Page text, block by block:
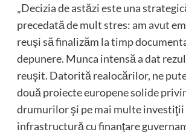
„Decizia de astăzi este una
precedată de mult stres: am avut
reuşi să finalizăm la timp
depunere. Munca intensă a dat
reuşit. Datorită realocărilor, ne
două proiecte europene solide
drumurilor şi pe mai multe investiţii
infrastructură cu finanţare